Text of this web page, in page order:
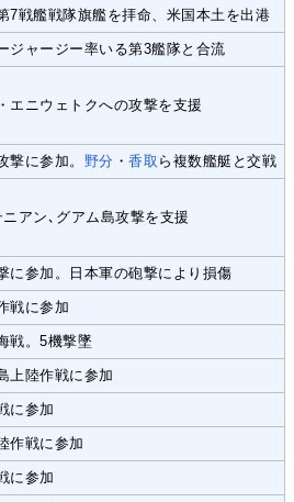
7戦艦戦隊旗艦を拝命、米国本土を出港
ジャージー率いる第3艦隊と合流
エニウェトクへの攻撃を支援
撃に参加。 野分 ・香取 ら複数艦艇と交戦
アン､グアム島攻撃を支援
に参加。日本軍の砲撃により損傷
戦に参加
戦。5機撃墜
上陸作戦に参加
に参加
作戦に参加
に参加